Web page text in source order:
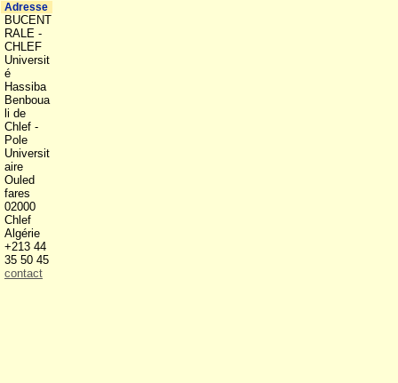
Adresse
BUCENT
RALE -
CHLEF
Universit
é
Hassiba
Benboua
li de
Chlef -
Pole
Universit
aire
Ouled
fares
02000
Chlef
Algérie
+213 44
35 50 45
contact